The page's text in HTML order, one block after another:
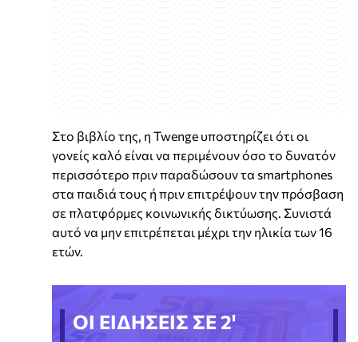
Στο βιβλίο της, η Twenge υποστηρίζει ότι οι
γονείς καλό είναι να περιμένουν όσο το δυνατόν
περισσότερο πριν παραδώσουν τα smartphones
στα παιδιά τους ή πριν επιτρέψουν την πρόσβαση
σε πλατφόρμες κοινωνικής δικτύωσης. Συνιστά
αυτό να μην επιτρέπεται μέχρι την ηλικία των 16
ετών.
ΟΙ ΕΙΔΗΣΕΙΣ ΣΕ 2'